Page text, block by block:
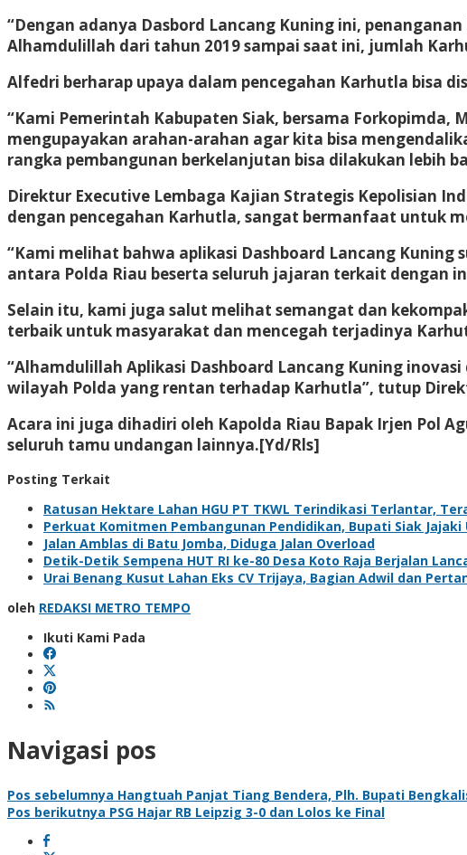
“Dengan adanya Dasbord Lancang Kuning ini,
Alhamdulillah dari tahun 2019 sampai saat ini, jumlah
Alfedri berharap upaya dalam pencegahan Karhutla bisa
“Kami Pemerintah Kabupaten Siak, bersama Forkopimda,
mengupayakan arahan-arahan agar kita bisa
rangka pembangunan berkelanjutan bisa dilakukan lebih
Direktur Executive Lembaga Kajian Strategis Kepolisian
dengan pencegahan Karhutla, sangat bermanfaat untuk
“Kami melihat bahwa aplikasi Dashboard Lancang
antara Polda Riau beserta seluruh jajaran terkait dengan
Selain itu, kami juga salut melihat semangat dan
terbaik untuk masyarakat dan mencegah terjadinya
“Alhamdulillah Aplikasi Dashboard Lancang Kuning
wilayah Polda yang rentan terhadap Karhutla”, tutup
Acara ini juga dihadiri oleh Kapolda Riau Bapak Irjen Pol
seluruh tamu undangan lainnya.[Yd/Rls]
Posting Terkait
Ratusan Hektare Lahan HGU PT TKWL Terindikasi Terlantar,
Perkuat Komitmen Pembangunan Pendidikan, Bupati Siak
Jalan Amblas di Batu Jomba, Diduga Jalan Overload
Detik-Detik Sempena HUT RI ke-80 Desa Koto Raja Berjalan
Urai Benang Kusut Lahan Eks CV Trijaya, Bagian Adwil dan
oleh REDAKSI METRO TEMPO
Ikuti Kami Pada
Navigasi pos
Pos sebelumnya Hangtuah Panjat Tiang Bendera, Plh. Bupati
Pos berikutnya PSG Hajar RB Leipzig 3-0 dan Lolos ke Final